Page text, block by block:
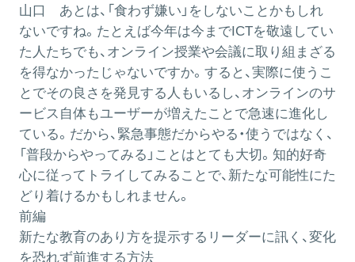
山口 あとは、「食わず嫌い」をしないことかもしれ
ないですね。たとえば今年は今までICTを敬遠してい
た人たちでも、オンライン授業や会議に取り組まざる
を得なかったじゃないですか。すると、実際に使うこ
とでその良さを発見する人もいるし、オンラインのサ
ービス自体もユーザーが増えたことで急速に進化し
ている。だから、緊急事態だからやる・使うではなく、
「普段からやってみる」ことはとても大切。知的好奇
心に従ってトライしてみることで、新たな可能性にた
どり着けるかもしれません。
前編
新たな教育のあり方を提示するリーダーに訊く、変化
を恐れず前進する方法